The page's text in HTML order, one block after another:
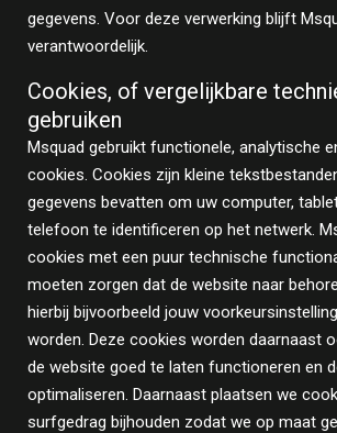
gegevens. Voor deze verwerking blijft
verantwoordelijk.
Cookies, of vergelijkbare
gebruiken
Msquad gebruikt functionele, analytische
cookies. Cookies zijn kleine
gegevens bevatten om uw computer,
telefoon te identificeren op het netwerk.
cookies met een puur technische
moeten zorgen dat de website naar
hierbij bijvoorbeeld jouw
worden. Deze cookies worden daarnaast
de website goed te laten functioneren en
optimaliseren. Daarnaast plaatsen we
surfgedrag bijhouden zodat we op maat